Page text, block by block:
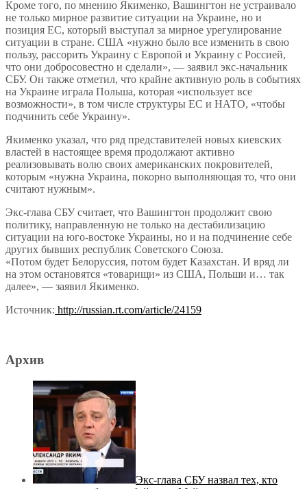
Кроме того, по мнению Якименко, Вашингтон не устраивало
не только мирное развитие ситуации на Украине, но и
позиция ЕС, который выступал за мирное урегулирование
ситуации в стране. США «нужно было все изменить в свою
пользу, рассорить Украину с Европой и Украину с Россией,
что они добросовестно и сделали», — заявил экс-начальник
СБУ. Он также отметил, что крайне активную роль в событиях
на Украине играла Польша, которая «использует все
возможности», в том числе структуры ЕС и НАТО, «чтобы
подчинить себе Украину».
Якименко указал, что ряд представителей новых киевских
властей в настоящее время продолжают активно
реализовывать волю своих американских покровителей,
которым «нужна Украина, покорно выполняющая то, что они
считают нужным».
Экс-глава СБУ считает, что Вашингтон продолжит свою
политику, направленную не только на дестабилизацию
ситуации на юго-востоке Украины, но и на подчинение себе
других бывших республик Советского Союза.
«Потом будет Белоруссия, потом будет Казахстан. И вряд ли
на этом остановятся «товарищи» из США, Польши и… так
далее», — заявил Якименко.
Источник: http://russian.rt.com/article/24159
Архив
Экс-глава СБУ назвал тех, кто